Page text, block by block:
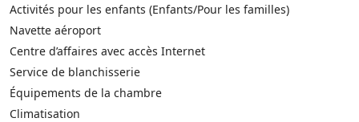
Activités pour les enfants (Enfants/Pour les familles)
Navette aéroport
Centre d’affaires avec accès Internet
Service de blanchisserie
Équipements de la chambre
Climatisation